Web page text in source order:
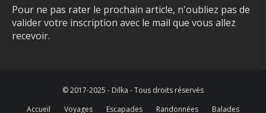
Pour ne pas rater le prochain article, n'oubliez pas de
valider votre inscription avec le mail que vous allez
recevoir.
© 2017-2025 - Dilka - Tous droits réservés
Accueil
Voyages Escapades Randonnées Balades